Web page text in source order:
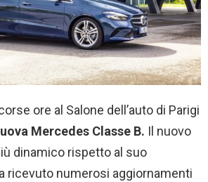
ore al Salone dell’auto di Parigi
Mercedes Classe B. Il nuovo
dinamico rispetto al suo
ricevuto numerosi aggiornamenti